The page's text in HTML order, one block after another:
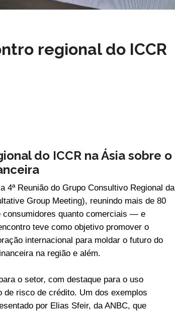
regional do ICCR
do ICCR na Ásia sobre o
4ª Reunião do Grupo Consultivo Regional da
Group Meeting), reunindo mais de 80
quanto comerciais — e
teve como objetivo promover o
internacional para moldar o futuro do
na região e além.
o setor, com destaque para o uso
risco de crédito. Um dos exemplos
por Elias Sfeir, da ANBC, que